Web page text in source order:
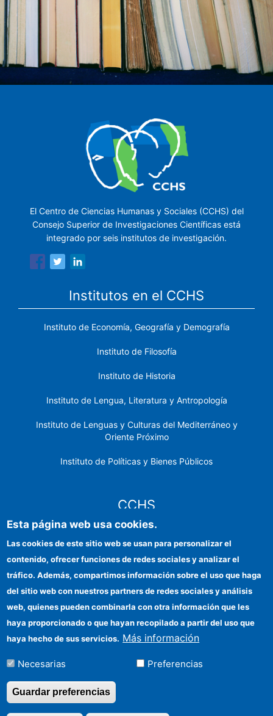
El Centro de Ciencias Humanas y Sociales (CCHS) del
Consejo Superior de Investigaciones Científicas está
integrado por seis institutos de investigación.
Institutos en el CCHS
Instituto de Economía, Geografía y Demografía
Instituto de Filosofía
Instituto de Historia
Instituto de Lengua, Literatura y Antropología
Instituto de Lenguas y Culturas del Mediterráneo y
Oriente Próximo
Instituto de Políticas y Bienes Públicos
CCHS
Identidad institucional
Ayudas FEDER
Organismos financiadores
Contacto
Cómo llegar
Esta página web usa cookies.
Las cookies de este sitio web se usan para personalizar el
contenido, ofrecer funciones de redes sociales y analizar el
tráfico. Además, compartimos información sobre el uso que haga
del sitio web con nuestros partners de redes sociales y análisis
web, quienes pueden combinarla con otra información que les
haya proporcionado o que hayan recopilado a partir del uso que
haya hecho de sus servicios. Más información
Necesarias Preferencias
Guardar preferencias